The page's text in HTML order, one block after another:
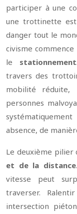
participer à une
une trottinette
danger tout le
civisme
le stationnement
travers des
mobilité réduite,
personnes
absence, de
Le deuxième pilier
et de la distance
vitesse peut
traverser.
intersection